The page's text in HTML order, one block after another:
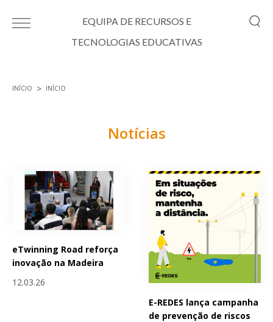
EQUIPA DE RECURSOS E
TECNOLOGIAS EDUCATIVAS
INÍCIO INÍCIO
Notícias
eTwinning Road reforça
inovação na Madeira
12.03.26
E-REDES lança campanha
de prevenção de riscos
Páginas